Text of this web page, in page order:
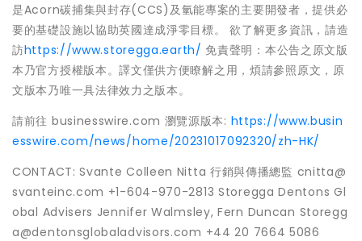
是Acorn碳捕集與封存(CCS)及氫能專案的主要開發者，提供必
要的基礎設施以協助英國達成淨零目標。 欲了解更多資訊，請造
訪https://www.storegga.earth/ 免責聲明：本公告之原文版
本乃官方授權版本。譯文僅供方便瞭解之用，煩請參照原文，原
文版本乃唯一具法律效力之版本。
請前往 businesswire.com 瀏覽源版本: https://www.busin
esswire.com/news/home/20231017092320/zh-HK/
CONTACT: Svante Colleen Nitta 行銷與傳播總監 cnitta@
svanteinc.com +1-604-970-2813 Storegga Dentons Gl
obal Advisers Jennifer Walmsley, Fern Duncan Storegg
a@dentonsglobaladvisors.com +44 20 7664 5086